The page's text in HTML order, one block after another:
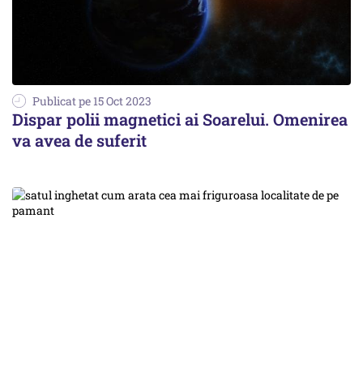
Publicat pe 15 Oct 2023
Dispar polii magnetici ai Soarelui. Omenirea
va avea de suferit